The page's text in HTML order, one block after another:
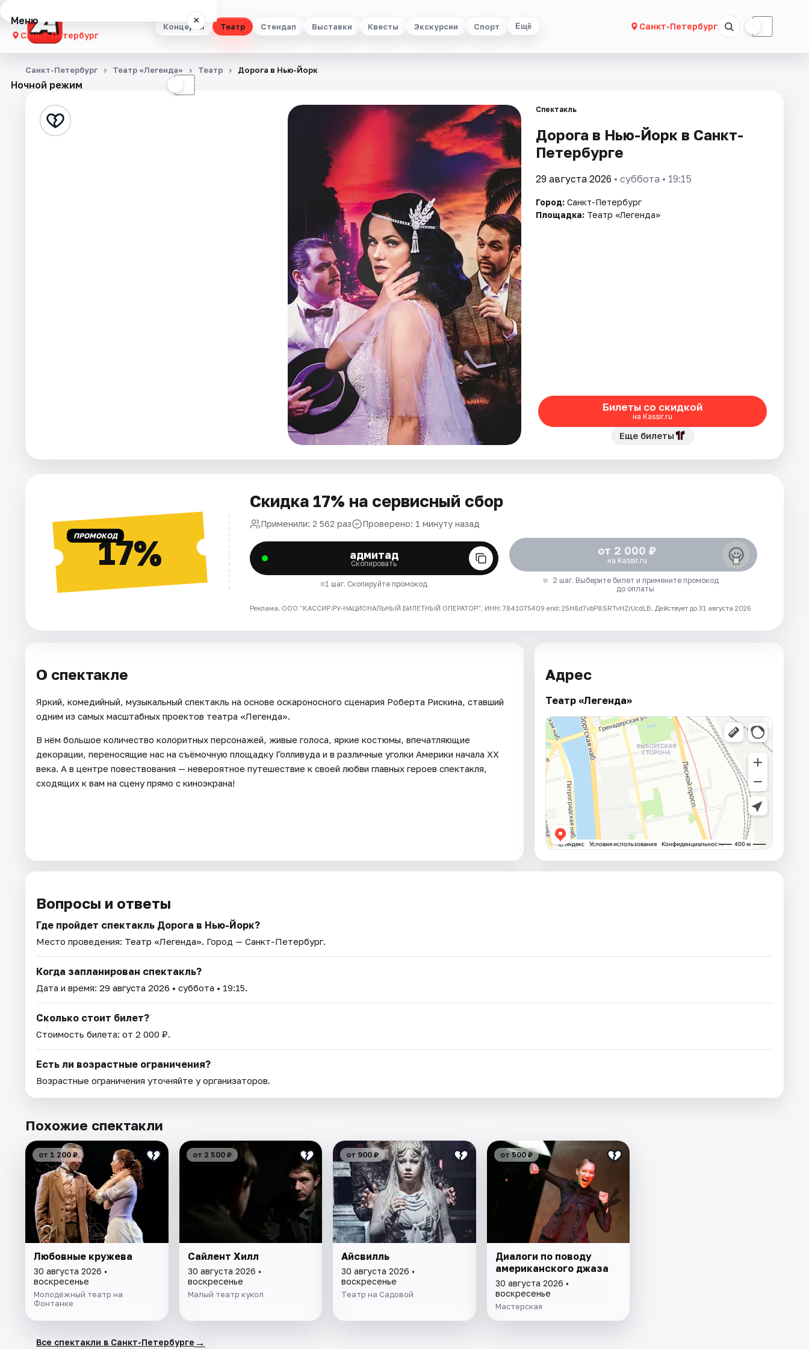
Концерты Театр Стендап Выставки Квесты Экскурсии Спорт Ещё Санкт-Петербург ☾
Меню ×
Санкт-Петербург
Концерты
Стендап
Ночной режим ☾
Санкт-Петербург Театр «Легенда» Театр Дорога в Нью-Йорк
Спектакль
Дорога в Нью-Йорк в Санкт-
Петербурге
29 августа 2026 • суббота • 19:15
Город: Санкт-Петербург
Площадка: Театр «Легенда»
Билеты со скидкой
на Kassir.ru
Еще билеты
ПРОМОКОД17%
Скидка 17% на сервисный сбор
Применили: 2 562 раз Проверено: 1 минуту назад
адмитад
Скопировать
1 шаг. Скопируйте промокод
от 2 000 ₽
на Kassir.ru
2 шаг. Выберите билет и примените промокод
до оплаты
Реклама. ООО "КАССИР.РУ-НАЦИОНАЛЬНЫЙ БИЛЕТНЫЙ ОПЕРАТОР", ИНН: 7841075409 erid: 25H8d7vbP8SRTvHZrUcdLB. Действует до 31 августа 2026
О спектакле
Яркий, комедийный, музыкальный спектакль на основе оскароносного сценария Роберта Рискина, ставший
одним из самых масштабных проектов театра «Легенда».
В нём большое количество колоритных персонажей, живые голоса, яркие костюмы, впечатляющие
декорации, переносящие нас на съёмочную площадку Голливуда и в различные уголки Америки начала ХХ
века. А в центре повествования — невероятное путешествие к своей любви главных героев спектакля,
сходящих к вам на сцену прямо с киноэкрана!
Адрес
Театр «Легенда»
Вопросы и ответы
Где пройдет спектакль Дорога в Нью-Йорк?
Место проведения: Театр «Легенда». Город — Санкт-Петербург.
Когда запланирован спектакль?
Дата и время: 29 августа 2026 • суббота • 19:15.
Сколько стоит билет?
Стоимость билета: от 2 000 ₽.
Есть ли возрастные ограничения?
Возрастные ограничения уточняйте у организаторов.
Похожие спектакли
от 1 200 ₽
Любовные кружева
30 августа 2026 •
воскресенье
Молодёжный театр на
Фонтанке
от 2 500 ₽
Сайлент Хилл
30 августа 2026 •
воскресенье
Малый театр кукол
от 900 ₽
Айсвилль
30 августа 2026 •
воскресенье
Театр на Садовой
от 500 ₽
Диалоги по поводу
американского джаза
30 августа 2026 •
воскресенье
Мастерская
Все спектакли в Санкт-Петербурге →